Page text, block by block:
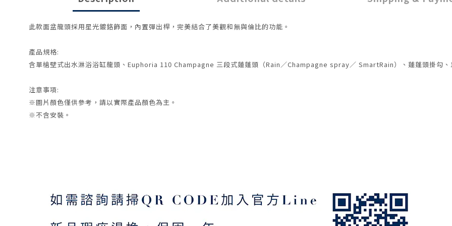
此款面盆龍頭採用星光鍍鉻飾面，內置彈出桿，完美結合了美觀和無與倫比的功能。
產品規格:
含單槍壁式出水淋浴浴缸龍頭、 Euphoria 110 Champagne 三段式蓮蓬頭（Rain／Champagne spray／ SmartRain）、 蓮蓬頭掛勾、
注意事項:
※圖片顏色僅供參考，請以實際產品顏色為主。
※不含安裝。